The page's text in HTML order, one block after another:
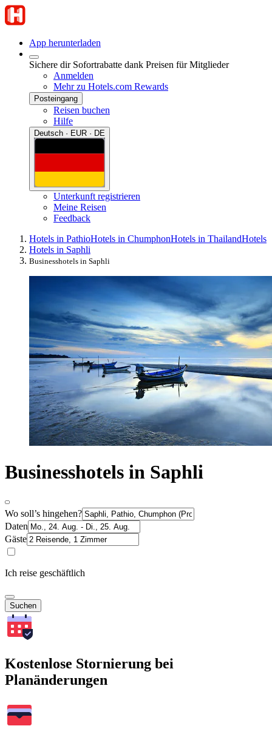
App herunterladen
Sichere dir Sofortrabatte dank Preisen für Mitglieder
Anmelden
Mehr zu Hotels.com Rewards
Posteingang
Reisen buchen
Hilfe
Deutsch · EUR · DE
Unterkunft registrieren
Meine Reisen
Feedback
Hotels in PathioHotels in ChumphonHotels in ThailandHotels
Hotels in Saphli
Businesshotels in Saphli
Businesshotels in Saphli
Wo soll’s hingehen?
Daten
Gäste
Ich reise geschäftlich
Suchen
Kostenlose Stornierung bei
Planänderungen